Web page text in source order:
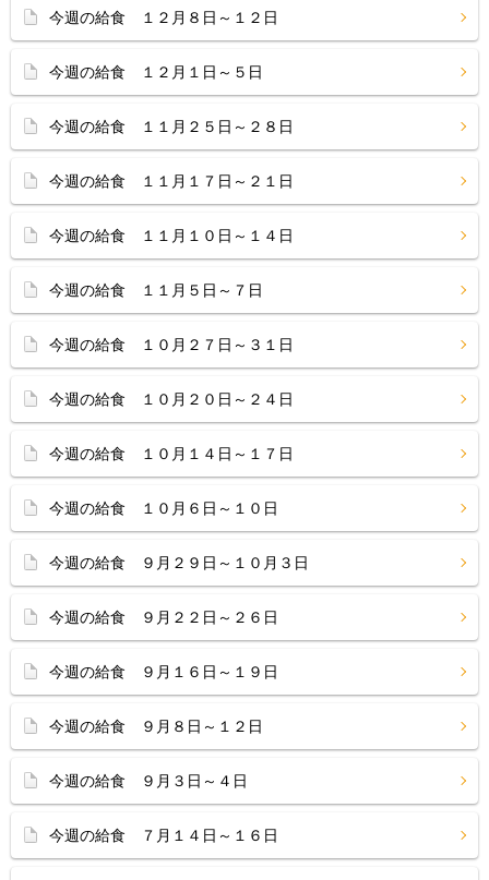
今週の給食 １２月８日～１２日
今週の給食 １２月１日～５日
今週の給食 １１月２５日～２８日
今週の給食 １１月１７日～２１日
今週の給食 １１月１０日～１４日
今週の給食 １１月５日～７日
今週の給食 １０月２７日～３１日
今週の給食 １０月２０日～２４日
今週の給食 １０月１４日～１７日
今週の給食 １０月６日～１０日
今週の給食 ９月２９日～１０月３日
今週の給食 ９月２２日～２６日
今週の給食 ９月１６日～１９日
今週の給食 ９月８日～１２日
今週の給食 ９月３日～４日
今週の給食 ７月１４日～１６日